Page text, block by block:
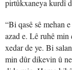
pirtûkxaneya kurdî
“Bi qasê sê mehan
azad e. Lê ruhê
xedar de ye. Bi
min dûr dikevin û